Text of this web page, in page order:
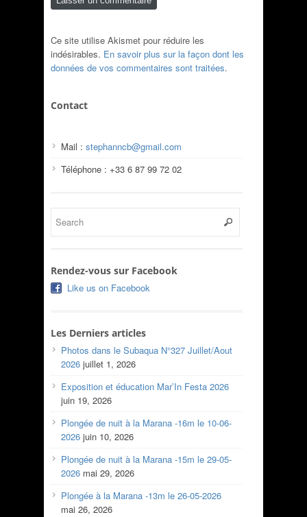
Ce site utilise Akismet pour réduire les
indésirables. En savoir plus sur la façon dont les
données de vos commentaires sont traitées.
Contact
Mail : stephanncb@gmail.com
Téléphone : +33 6 87 99 72 02
Rendez-vous sur Facebook
Like us on Facebook
Les Derniers articles
Photos dans le Subaqua N°327 Juillet/Aout
2026 juillet 1, 2026
Exposition et éducation Mar’In Festa 2026
juin 19, 2026
Plongée de nuit à la Marana -16m le 10-06-
2026 juin 10, 2026
Plongée de nuit à la Marana -15m le 29-05-
2026 mai 29, 2026
Plongée à la Marana -13m le 26-05-2026
mai 26, 2026